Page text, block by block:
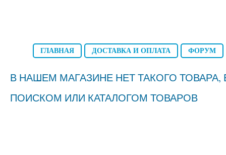
ГЛАВНАЯ ДОСТАВКА И ОПЛАТА ФОРУМ
В НАШЕМ МАГАЗИНЕ НЕТ ТАКОГО
ПОИСКОМ ИЛИ КАТАЛОГОМ ТОВАРОВ